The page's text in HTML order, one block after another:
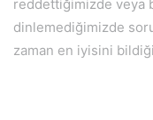
reddettiğimizde veya
dinlemediğimizde
zaman en iyisini